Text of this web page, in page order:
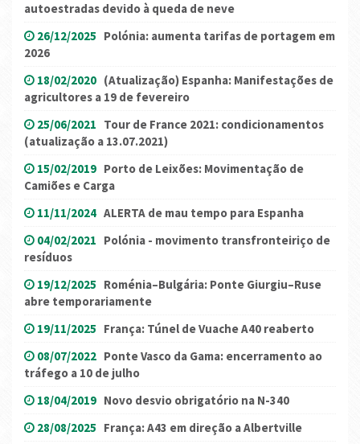
autoestradas devido à queda de neve
26/12/2025 Polónia: aumenta tarifas de portagem em
2026
18/02/2020 (Atualização) Espanha: Manifestações de
agricultores a 19 de fevereiro
25/06/2021 Tour de France 2021: condicionamentos
(atualização a 13.07.2021)
15/02/2019 Porto de Leixões: Movimentação de
Camiões e Carga
11/11/2024 ALERTA de mau tempo para Espanha
04/02/2021 Polónia - movimento transfronteiriço de
resíduos
19/12/2025 Roménia–Bulgária: Ponte Giurgiu–Ruse
abre temporariamente
19/11/2025 França: Túnel de Vuache A40 reaberto
08/07/2022 Ponte Vasco da Gama: encerramento ao
tráfego a 10 de julho
18/04/2019 Novo desvio obrigatório na N-340
28/08/2025 França: A43 em direção a Albertville